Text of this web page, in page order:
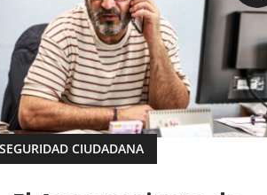
SEGURIDAD CIUDADANA